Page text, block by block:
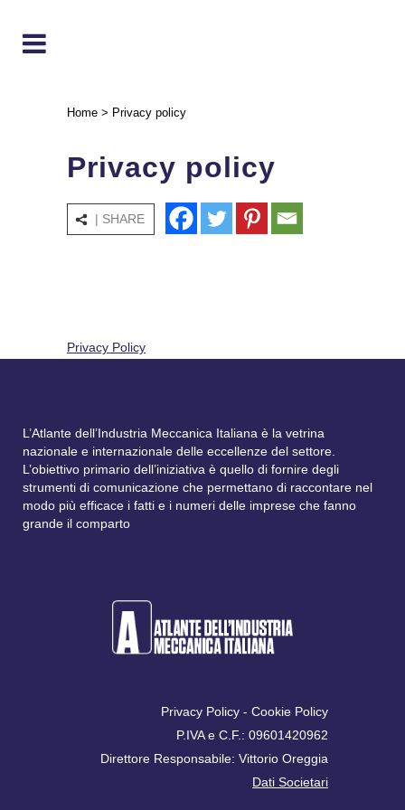
Home > Privacy policy
Privacy policy
| SHARE
Privacy Policy
L’Atlante dell’Industria Meccanica Italiana è la vetrina
nazionale e internazionale delle eccellenze del settore.
L’obiettivo primario dell’iniziativa è quello di fornire degli
strumenti di comunicazione che permettano di raccontare nel
modo più efficace i fatti e i numeri delle imprese che fanno
grande il comparto
Privacy Policy - Cookie Policy
P.IVA e C.F.: 09601420962
Direttore Responsabile: Vittorio Oreggia
Dati Societari